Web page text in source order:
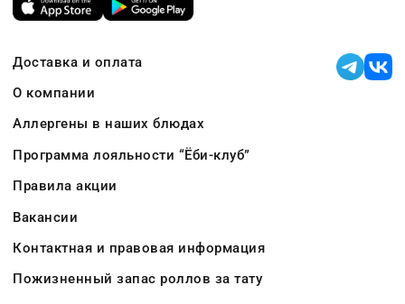
Доставка и оплата
О компании
Аллергены в наших блюдах
Программа лояльности “Ёби-клуб”
Правила акции
Вакансии
Контактная и правовая информация
Пожизненный запас роллов за тату